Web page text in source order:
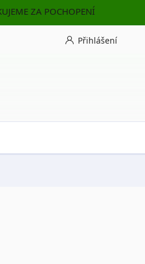
ZA POCHOPENÍ
Přihlášení